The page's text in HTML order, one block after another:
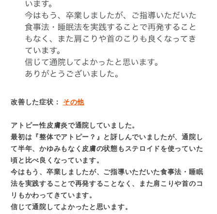
改善した症状： その他
アトピー性皮膚炎で通院していました。
最初は『整体でアトピー？』と訝しんでいましたが、通院し
て半年、かゆみもなく皮膚の状態もステロイドを使っていた
頃と比べ良くなっています。
今はもう、卒業しましたが、ご指導いただいた食事法・睡眠
法を実践することで再発することなく、また肩こりや首のコ
リもかわってきています。
信じて通院してよかったと思います。